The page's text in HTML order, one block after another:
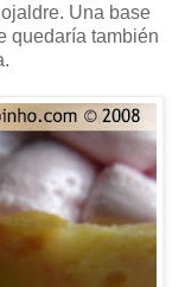
Una base
quedaría también